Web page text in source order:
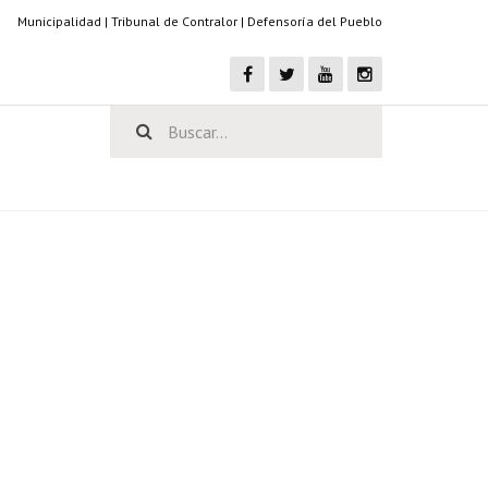
Municipalidad | Tribunal de Contralor | Defensoría del Pueblo